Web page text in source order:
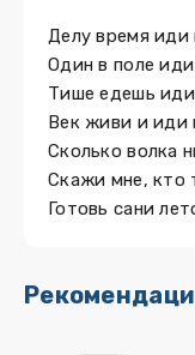
Делу время иди
Один в поле
Тише едешь иди
Век живи и иди
Сколько волка
Скажи мне, кто
Готовь сани